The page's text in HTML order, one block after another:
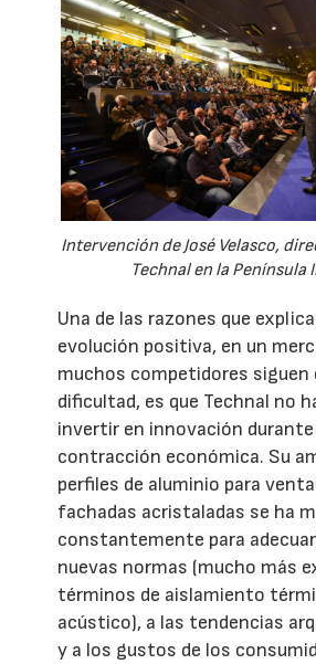
Intervención de José Velasco,
Technal en la Península
Una de las razones que
evolución positiva, en un
muchos competidores siguen
dificultad, es que Technal no
invertir en innovación
contracción económica. Su
perfiles de aluminio para
fachadas acristaladas se ha
constantemente para
nuevas normas (mucho más
términos de aislamiento
acústico), a las tendencias
y a los gustos de los